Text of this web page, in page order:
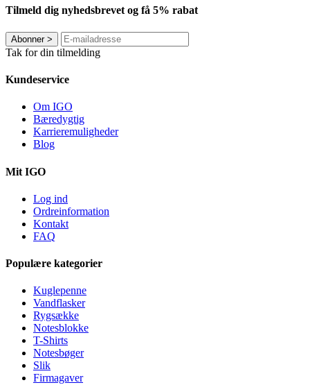
Tilmeld dig nyhedsbrevet og få 5% rabat
Abonner>
Tak for din tilmelding
Kundeservice
Om IGO
Bæredygtig
Karrieremuligheder
Blog
Mit IGO
Log ind
Ordreinformation
Kontakt
FAQ
Populære kategorier
Kuglepenne
Vandflasker
Rygsække
Notesblokke
T-Shirts
Notesbøger
Slik
Firmagaver